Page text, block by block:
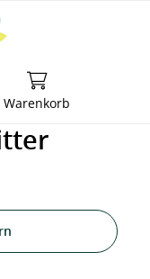
Warenkorb
Warenkorb